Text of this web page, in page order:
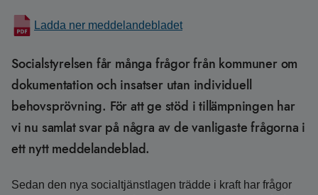
Ladda ner meddelandebladet
Socialstyrelsen får många frågor från kommuner om
dokumentation och insatser utan individuell
behovsprövning. För att ge stöd i tillämpningen har
vi nu samlat svar på några av de vanligaste frågorna i
ett nytt meddelandeblad.
Sedan den nya socialtjänstlagen trädde i kraft har frågor